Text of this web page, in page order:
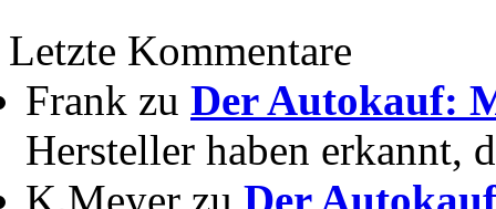
Letzte Kommentare
Frank zu Der Autokauf:
Hersteller haben erkannt,